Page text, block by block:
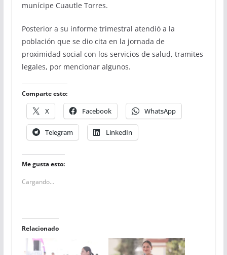
munícipe Cuautle Torres.
Posterior a su informe trimestral atendió a la
población que se dio cita en la jornada de
proximidad social con los servicios de salud, tramites
legales, por mencionar algunos.
Comparte esto:
X Facebook WhatsApp
Telegram LinkedIn
Me gusta esto:
Cargando...
Relacionado